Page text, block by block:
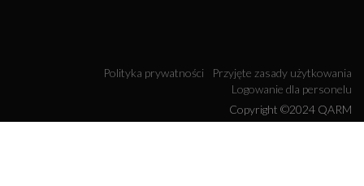
Polityka prywatności
Przyjęte zasady użytkowania
Logowanie dla personelu
Copyright ©2024 QARM